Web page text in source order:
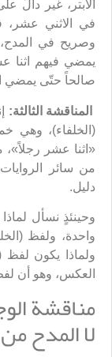
الأبتر، غير دالّ
في الاثني عشر،
وصريح في
يمضي فيهم اثنا
صالحاً حتّى يمضي
المناقشة الثالثة:
(الخلفاء)، وهي
«اثنا عشر
من سائر
دليل.
وحينئذٍ نسأل
واحدة، ولفظ
ولماذا يكون لفظ
العكس، وهو أن
مناقشة
لا المدح